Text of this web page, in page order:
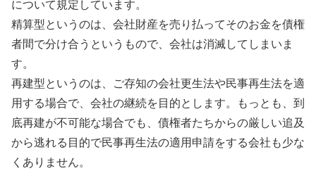
について規定しています。
精算型というのは、会社財産を売り払ってそのお金を債権
者間で分け合うというもので、会社は消滅してしまいま
す。
再建型というのは、ご存知の会社更生法や民事再生法を適
用する場合で、会社の継続を目的とします。もっとも、到
底再建が不可能な場合でも、債権者たちからの厳しい追及
から逃れる目的で民事再生法の適用申請をする会社も少な
くありません。